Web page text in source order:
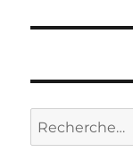
Recherche
pour :